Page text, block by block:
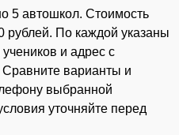
5 автошкол. Стоимость
рублей. По каждой указаны
и адрес с
варианты и
выбранной
уточняйте перед